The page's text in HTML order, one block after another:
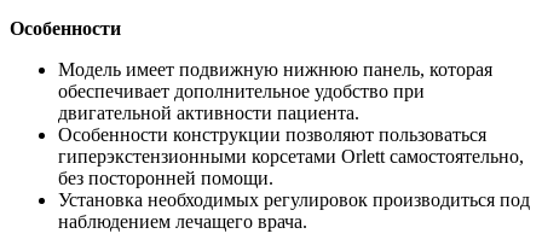
Особенности
Модель имеет подвижную нижнюю панель, которая
обеспечивает дополнительное удобство при
двигательной активности пациента.
Особенности конструкции позволяют пользоваться
гиперэкстензионными корсетами Orlett самостоятельно,
без посторонней помощи.
Установка необходимых регулировок производиться под
наблюдением лечащего врача.